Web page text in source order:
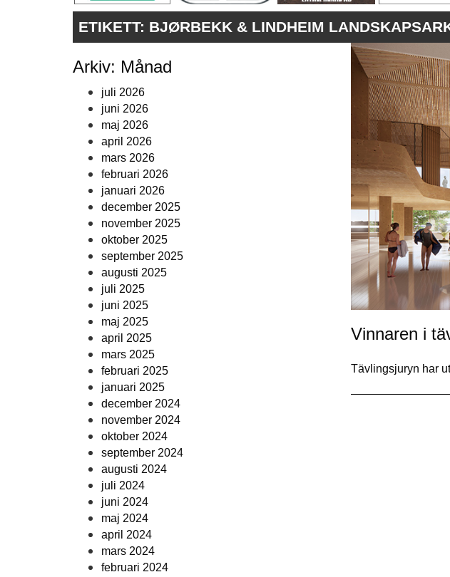
ETIKETT: BJØRBEKK & LINDHEIM
Arkiv: Månad
juli 2026
juni 2026
maj 2026
april 2026
mars 2026
februari 2026
januari 2026
december 2025
november 2025
oktober 2025
september 2025
augusti 2025
juli 2025
juni 2025
maj 2025
april 2025
mars 2025
februari 2025
januari 2025
december 2024
november 2024
oktober 2024
september 2024
augusti 2024
juli 2024
juni 2024
maj 2024
april 2024
mars 2024
februari 2024
Vinnaren i
Tävlingsjuryn har